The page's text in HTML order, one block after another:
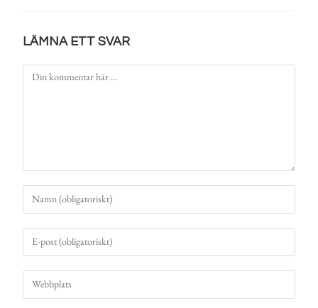
LÄMNA ETT SVAR